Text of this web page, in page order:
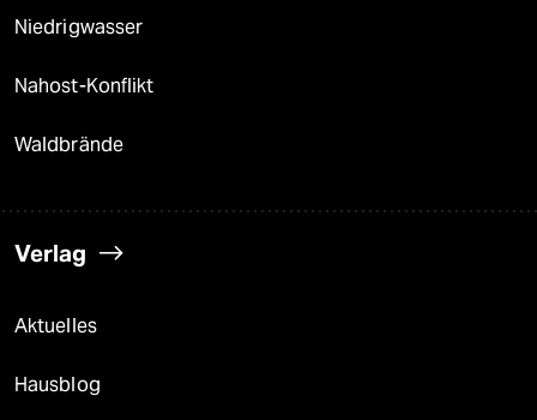
Niedrigwasser
Nahost-Konflikt
Waldbrände
Verlag
Aktuelles
Hausblog